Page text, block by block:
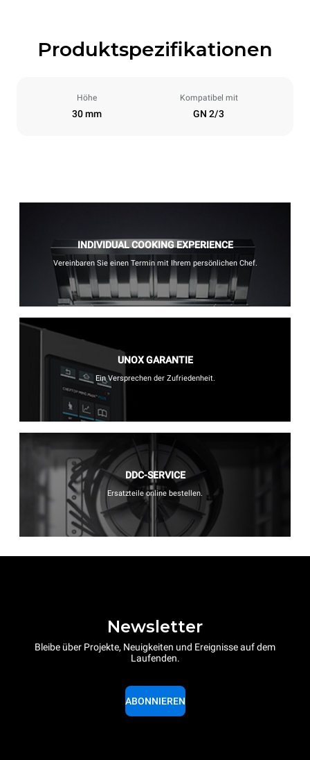
Produktspezifikationen
Höhe
30 mm
Kompatibel mit
GN 2/3
INDIVIDUAL COOKING EXPERIENCE
Vereinbaren Sie einen Termin mit Ihrem persönlichen Chef.
UNOX GARANTIE
Ein Versprechen der Zufriedenheit.
DDC-SERVICE
Ersatzteile online bestellen.
Newsletter
Bleibe über Projekte, Neuigkeiten und Ereignisse auf dem
Laufenden.
ABONNIEREN